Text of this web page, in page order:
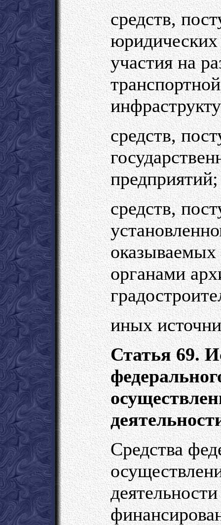
средств,
юридических
участия на
средств,
предприятий;
средств,
органами
иных
Статья 69.
Средства